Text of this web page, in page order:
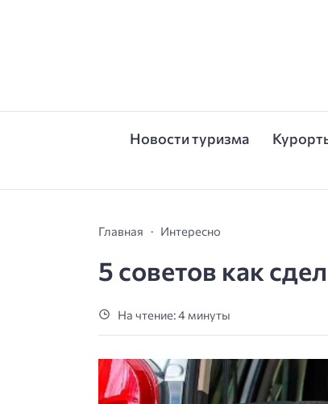
Новости туризма
Главная Интересно
5 советов как
На чтение: 4 минуты